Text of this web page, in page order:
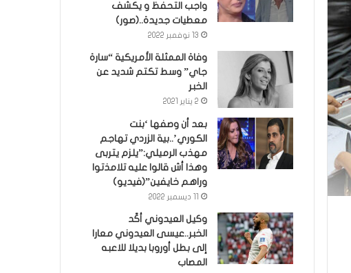
واجب التحفظ و يكشف
معطيات جديدة..(صور)
13 نوفمبر 2022
وفاة الممثلة الأمريكية “سارة
جاي” وسط تكتم شديد عن
الخبر
2 يناير 2021
بعد أن وصفها ‘بنت
الكوري’..بية الزردي تهاجم
مهذب الرميلي:”يلزم يتربى
وهذا أش قالوا عليه تلامذتوا
وراهم خايفين”(فيديو)
وكيل العيدوني أكّد
الخبر..عيسى العيدوني معارا
إلى بطل أوروبا بديلا للاعبه
المصاب